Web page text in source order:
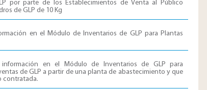
por parte de los Establecimientos de Venta al Público
de GLP de 10 Kg
en el Módulo de Inventarios de GLP para Plantas
en el Módulo de Inventarios de GLP para
de GLP a partir de una planta de abastecimiento y que
contratada.